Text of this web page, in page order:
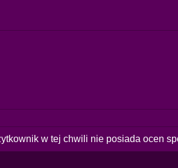
w tej chwili nie posiada ocen